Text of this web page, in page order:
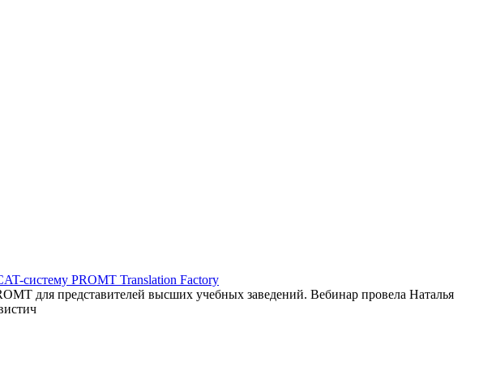
систему PROMT Translation Factory
для представителей высших учебных заведений. Вебинар провела Наталья